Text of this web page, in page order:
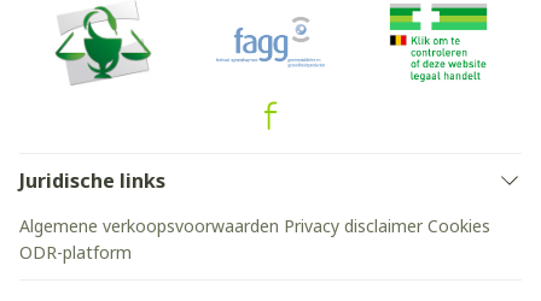
Juridische links
Algemene verkoopsvoorwaarden Privacy disclaimer Cookies
ODR-platform